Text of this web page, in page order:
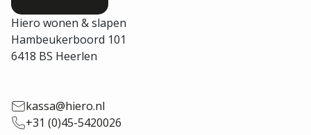
Hiero wonen & slapen
Hambeukerboord 101
6418 BS Heerlen
kassa@hiero.nl
+31 (0)45-5420026